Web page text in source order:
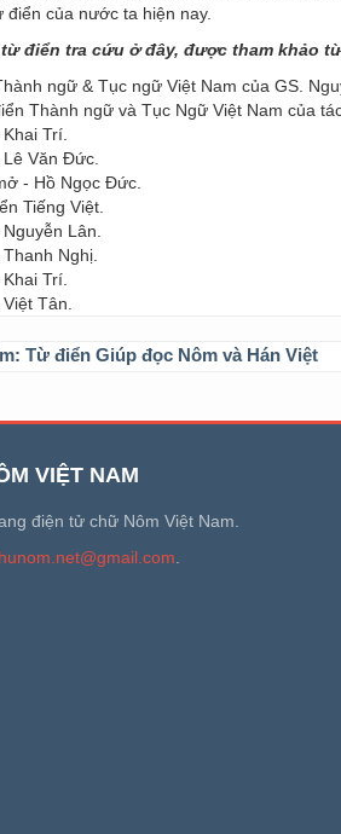
điển của nước ta hiện nay.
điển tra cứu ở đây, được tham khảo
ngữ & Tục ngữ Việt Nam của GS.
Thành ngữ và Tục Ngữ Việt Nam của
Trí.
Văn Đức.
- Hồ Ngọc Đức.
Tiếng Việt.
Lân.
Nghị.
Trí.
Tân.
Từ điển Giúp đọc Nôm và Hán Việt
VIỆT NAM
điện tử chữ Nôm Việt Nam.